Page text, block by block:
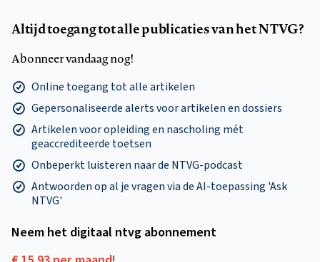
Altijd toegang tot alle publicaties van het NTVG?
Abonneer vandaag nog!
Online toegang tot alle artikelen
Gepersonaliseerde alerts voor artikelen en dossiers
Artikelen voor opleiding en nascholing mét
geaccrediteerde toetsen
Onbeperkt luisteren naar de NTVG-podcast
Antwoorden op al je vragen via de AI-toepassing 'Ask
NTVG'
Neem het digitaal ntvg abonnement